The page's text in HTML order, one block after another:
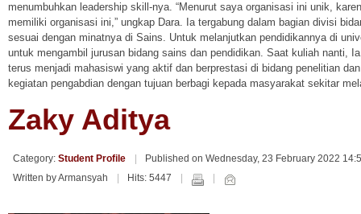
menumbuhkan leadership skill-nya. “Menurut saya organisasi ini unik,
memiliki organisasi ini,” ungkap Dara. Ia tergabung dalam bagian divisi
sesuai dengan minatnya di Sains. Untuk melanjutkan pendidikannya di
untuk mengambil jurusan bidang sains dan pendidikan. Saat kuliah nanti,
terus menjadi mahasiswi yang aktif dan berprestasi di bidang penelitian
kegiatan pengabdian dengan tujuan berbagi kepada masyarakat sekitar
Zaky Aditya
Category: Student Profile
Published on Wednesday, 23 February 2022
Written by Armansyah
Hits: 5447